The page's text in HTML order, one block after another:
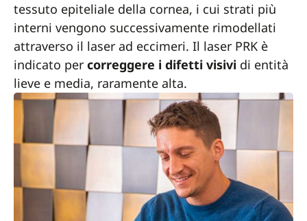
tessuto epiteliale della cornea, i cui strati più
interni vengono successivamente rimodellati
attraverso il laser ad eccimeri. Il laser PRK è
indicato per correggere i difetti visivi di entità
lieve e media, raramente alta.